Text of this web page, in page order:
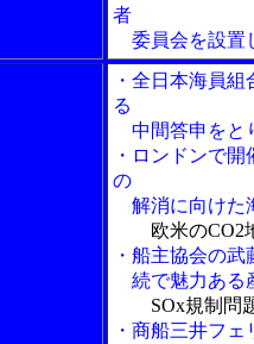
者
委員会を設置
・全日本海員
る
中間答申をと
・ロンドンで
の
解消に向けた
欧米のCO2
・船主協会の
続で魅力ある
SOx規制問
・商船三井フ